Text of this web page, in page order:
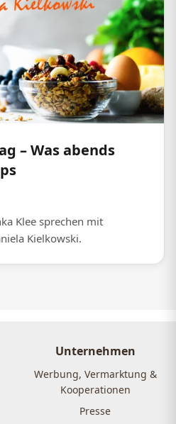
– Was abends
Klee sprechen mit
Kielkowski.
Unternehmen
Werbung, Vermarktung &
Kooperationen
Presse